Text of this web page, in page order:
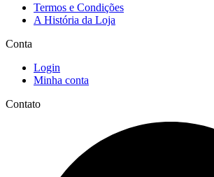
Termos e Condições
A História da Loja
Conta
Login
Minha conta
Contato